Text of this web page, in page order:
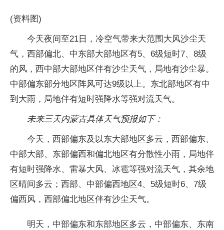
(资料图)
今天夜间至21日，冷空气带来大范围大风沙尘天
气，西部偏北、中东部大部地区有5、6级短时7、8级
的风，西中部大部地区伴有沙尘天气，局地有沙尘暴。
中部偏东部分地区阵风可达9级以上。东北部地区有中
到大雨，局地伴有短时强降水等强对流天气。
未来三天内蒙古具体天气预报如下：
今天，西部偏东及以东大部地区多云，西部偏东、
中部大部、东部偏西和偏北地区有分散性小雨，局地伴
有短时强降水、雷暴大风、冰雹等强对流天气，其余地
区晴间多云；西部、中部偏西地区4、5级短时6、7级
偏西风，西部偏北地区伴有沙尘天气。
明天，中部偏东和东部地区多云，中部偏东、东南